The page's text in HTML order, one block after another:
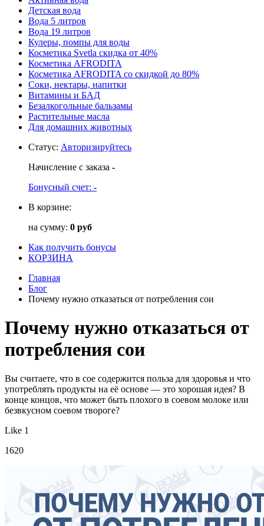
Детская вода
Вода 5 литров
Вода 19 литров
Кулеры, помпы для воды
Косметика Svetla скидка от 40%
Косметика AFRODITA
Косметика AFRODITA со скидкой до 80%
Соки, нектары, напитки
Витамины и БАД
Безалкогольные бальзамы
Растительные масла
Для домашних животных
Статус: Авторизируйтесь
Начисление с заказа -
Бонусный счет: -
В корзине:
на сумму: 0 руб
Как получить бонусы
КОРЗИНА
Главная
Блог
Почему нужно отказаться от потребления сои
Почему нужно отказаться от
потребления сои
Вы считаете, что в сое содержится польза для здоровья и что
употреблять продукты на её основе — это хорошая идея? В
конце концов, что может быть плохого в соевом молоке или
безвкусном соевом твороге?
Like 1
1620